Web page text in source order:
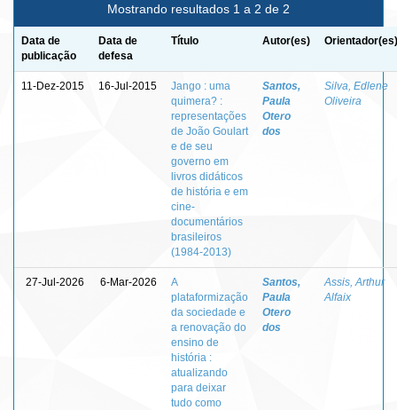
Mostrando resultados 1 a 2 de 2
Data de
publicação
Data de
defesa
Título Autor(es) Orientador(es)
11-Dez-2015 16-Jul-2015
Jango : uma
quimera? :
representações
de João Goulart
e de seu
governo em
livros didáticos
de história e em
cine-
documentários
brasileiros
(1984-2013)
Santos,
Paula
Otero
dos
Silva, Edlene
Oliveira
27-Jul-2026 6-Mar-2026
A
plataformização
da sociedade e
a renovação do
ensino de
história :
atualizando
para deixar
tudo como
Santos,
Paula
Otero
dos
Assis, Arthur
Alfaix